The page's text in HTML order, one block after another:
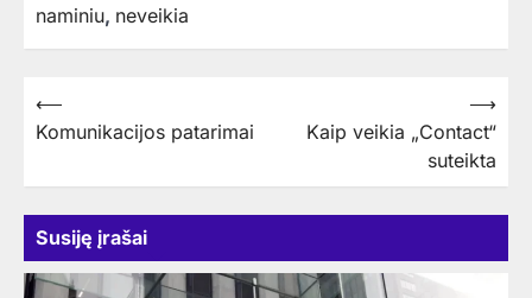
naminiu, neveikia
Navigacija
tarp
įrašų
⟵
Komunikacijos patarimai
Kaip veikia „Contact“
suteikta
⟶
Susiję įrašai